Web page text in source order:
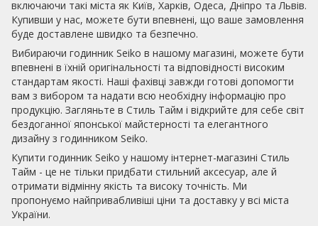
включаючи такі міста як Київ, Харків, Одеса, Дніпро та Львів.
Купивши у нас, можете бути впевнені, що ваше замовлення
буде доставлене швидко та безпечно.
Вибираючи годинник Seiko в нашому магазині, можете бути
впевнені в їхній оригінальності та відповідності високим
стандартам якості. Наші фахівці завжди готові допомогти
вам з вибором та надати всю необхідну інформацію про
продукцію. Загляньте в Стиль Тайм і відкрийте для себе світ
бездоганної японської майстерності та елегантного
дизайну з годинником Seiko.
Купити годинник Seiko у нашому інтернет-магазині Стиль
Тайм - це не тільки придбати стильний аксесуар, але й
отримати відмінну якість та високу точність. Ми
пропонуємо найпривабливіші ціни та доставку у всі міста
України.